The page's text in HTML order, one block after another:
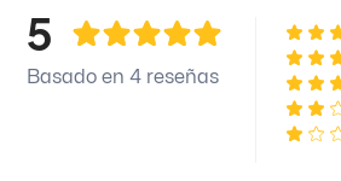
5
Basado en 4 reseñas